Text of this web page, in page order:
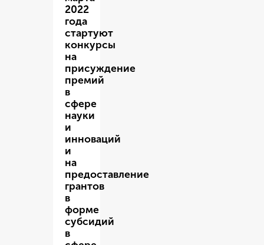
2022
года
стартуют
конкурсы
на
присуждение
премий
в
сфере
науки
и
инноваций
и
на
предоставление
грантов
в
форме
субсидий
в